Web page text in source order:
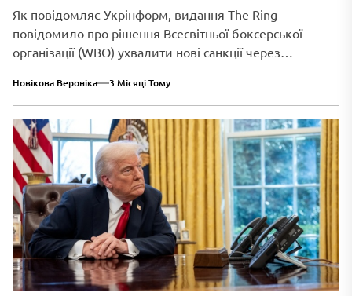
Як повідомляє Укрінформ, видання The Ring
повідомило про рішення Всесвітньої боксерської
організації (WBO) ухвалити нові санкції через
Новікова Вероніка 3 Місяці Тому